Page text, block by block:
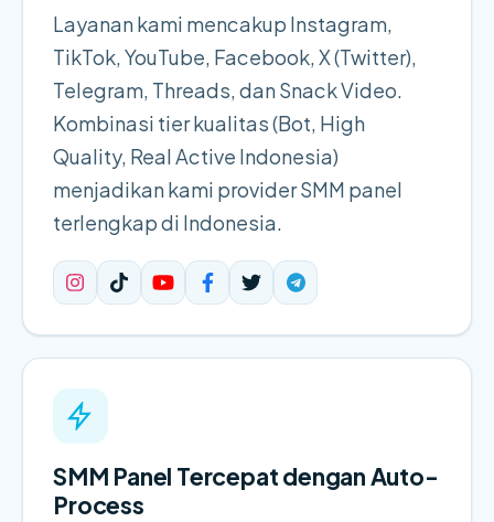
Layanan kami mencakup Instagram,
TikTok, YouTube, Facebook, X (Twitter),
Telegram, Threads, dan Snack Video.
Kombinasi tier kualitas (Bot, High
Quality, Real Active Indonesia)
menjadikan kami provider SMM panel
terlengkap di Indonesia.
SMM Panel Tercepat dengan Auto-
Process